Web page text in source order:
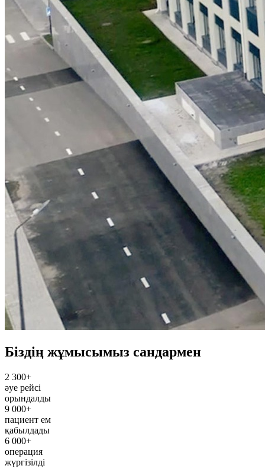
Біздің жұмысымыз сандармен
2 300+
әуе рейсі
орындалды
9 000+
пациент ем
қабылдады
6 000+
операция
жүргізілді